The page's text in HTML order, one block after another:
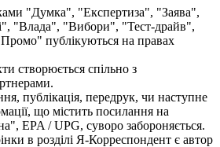
"Думка", "Експертиза", "Заява",
"Влада", "Вибори", "Тест-драйв",
публікуються на правах
створюється спільно з
публікація, передрук, чи наступне
що містить посилання на
EPA / UPG, суворо забороняється.
в розділі Я-Корреспондент є автор